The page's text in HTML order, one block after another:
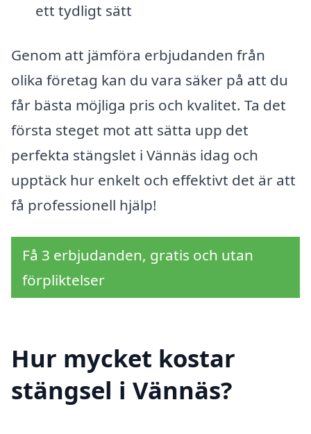
ett tydligt sätt
Genom att jämföra erbjudanden från
olika företag kan du vara säker på att du
får bästa möjliga pris och kvalitet. Ta det
första steget mot att sätta upp det
perfekta stängslet i Vännäs idag och
upptäck hur enkelt och effektivt det är att
få professionell hjälp!
Få 3 erbjudanden, gratis och utan
förpliktelser
Hur mycket kostar
stängsel i Vännäs?